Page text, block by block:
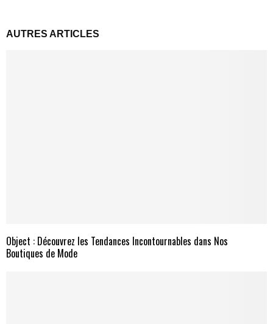
AUTRES ARTICLES
Object : Découvrez les Tendances Incontournables dans Nos
Boutiques de Mode